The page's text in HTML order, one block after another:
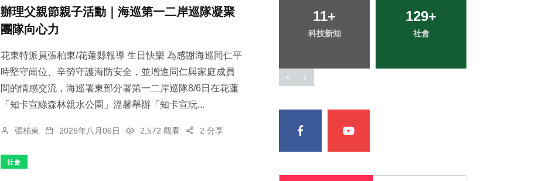
辦理父親節親子活動｜海巡第一二岸巡隊凝聚
團隊向心力
花東特派員張柏東/花蓮縣報導 生日快樂 為感謝海巡同仁平
時堅守崗位、辛勞守護海防安全，並增進同仁與家庭成員
間的情感交流，海巡署東部分署第一二岸巡隊8/6日在花蓮
「知卡宣綠森林親水公園」溫馨舉辦「知卡宣玩...
張柏東 2026年八月06日 2,572 觀看 2 分享
社會
11+ 129 38+
專欄
24+
農業